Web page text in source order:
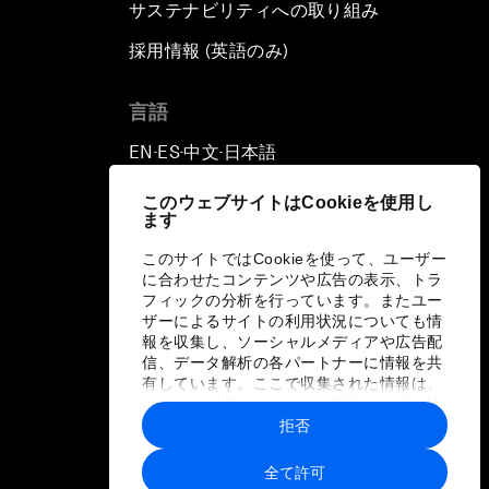
このウェブサイトはCookieを使用し
ます
このサイトではCookieを使って、ユーザー
に合わせたコンテンツや広告の表示、トラ
フィックの分析を行っています。またユー
ザーによるサイトの利用状況についても情
報を収集し、ソーシャルメディアや広告配
信、データ解析の各パートナーに情報を共
有しています。ここで収集された情報は、
ユーザーが各パートナーに提供した他の情
報や各パートナーのサービスを使用した際
に収集された情報と組み合わされ、各パー
トナーによって使用されることがありま
全て許可
拒否
サステナビリティへの取り組み
採用情報 (英語のみ)
言語
EN ▪ES▪中文▪ 日本語